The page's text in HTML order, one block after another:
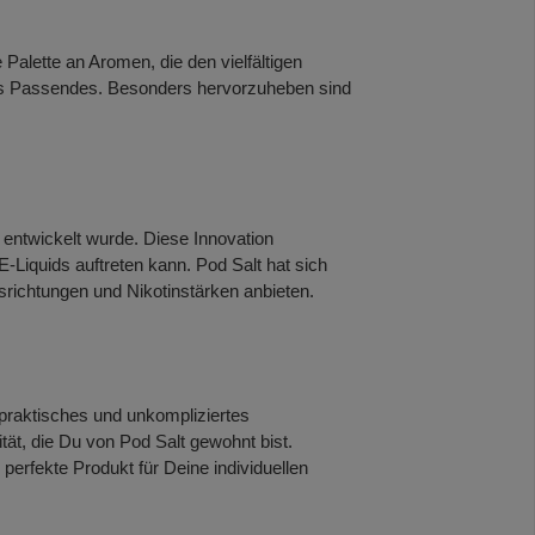
an Aromen, die den vielfältigen
Passendes. Besonders hervorzuheben sind
wurde. Diese Innovation
Liquids auftreten kann. Pod Salt hat sich
und Nikotinstärken anbieten.
und unkompliziertes
die Du von Pod Salt gewohnt bist.
Produkt für Deine individuellen